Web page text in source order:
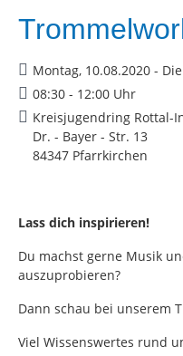
Montag, 10.08.2020 -
08:30 - 12:00 Uhr
Kreisjugendring Rottal-
Dr. - Bayer - Str. 13
84347 Pfarrkirchen
Lass dich inspirieren!
Du machst gerne Musik
auszuprobieren?
Dann schau bei unserem
Viel Wissenswertes rund